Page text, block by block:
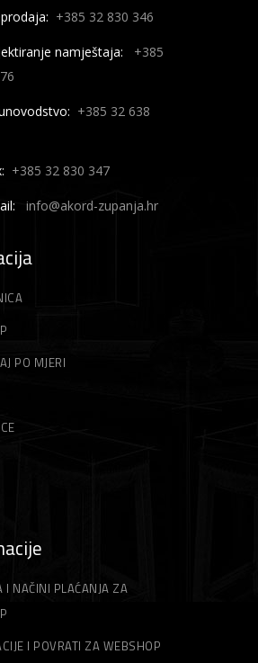
+385 32 830 346
namještaja:
+385
+385 32 638
+385 32 830 347
info@akord-zupanja.hr
PO MJERI
I NAČINI PLAĆANJA ZA
I POVRATI ZA WEBSHOP